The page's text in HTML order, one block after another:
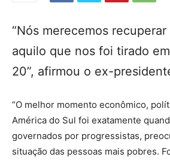
“Nós merecemos
aquilo que nos foi tirado
20”, afirmou o ex-
“O melhor momento econômico,
América do Sul foi exatamente
governados por progressistas,
situação das pessoas mais pobres.